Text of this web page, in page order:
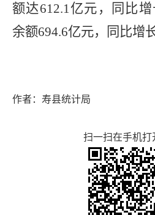
额达612.1 亿元，同比增
余额694.6亿元，同比增
作者：寿县统计局
扫一扫在手机打